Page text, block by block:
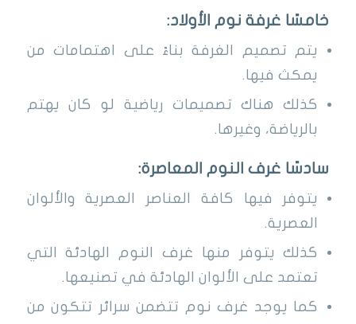
خامسًا غرفة نوم الأولاد:
يتم تصميم الغرفة بناءً على اهتمامات من
يمكث فيها.
كذلك هناك تصميمات رياضية لو كان يهتم
بالرياضة، وغيرها.
سادسًا غرف النوم المعاصرة:
يتوفر فيها كافة العناصر العصرية والألوان
العصرية.
كذلك يتوفر منها غرف النوم الهادئة التي
تعتمد على الألوان الهادئة في تصنيعها.
كما يوجد غرف نوم تتضمن سرائر تتكون من